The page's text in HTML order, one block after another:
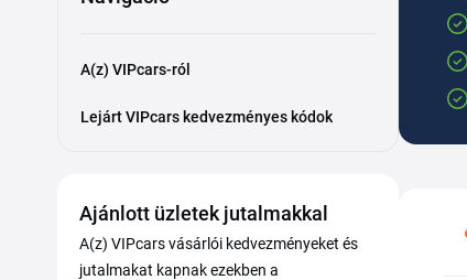
A(z) VIPcars-ról
Lejárt VIPcars kedvezményes kódok
Ajánlott üzletek jutalmakkal
A(z) VIPcars vásárlói kedvezményeket és
jutalmakat kapnak ezekben a